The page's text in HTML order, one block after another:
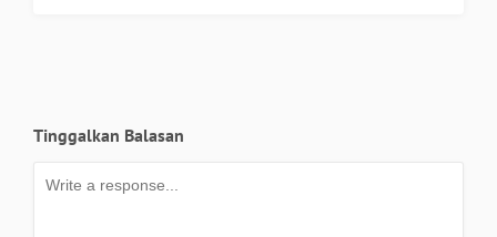
Tinggalkan Balasan